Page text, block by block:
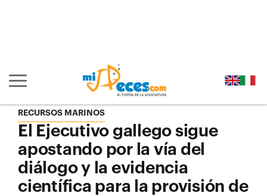
Mostrar/ocultar navegación principal
RECURSOS MARINOS
El Ejecutivo gallego sigue
apostando por la vía del
diálogo y la evidencia
científica para la provisión de